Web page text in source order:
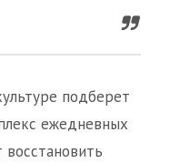
подберет
ежедневных